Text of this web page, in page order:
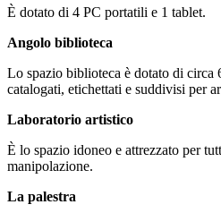
È dotato di 4 PC portatili e 1 tablet.
Angolo biblioteca
Lo spazio biblioteca è dotato di circa
catalogati, etichettati e suddivisi per
Laboratorio artistico
È lo spazio idoneo e attrezzato per
manipolazione.
La palestra